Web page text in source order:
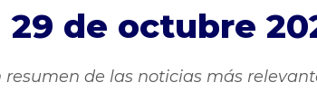
de octubre
resumen de las noticias más